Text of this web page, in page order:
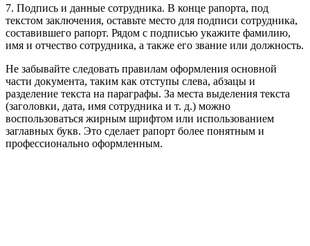
7. Подпись и данные сотрудника. В конце рапорта, под
текстом заключения, оставьте место для подписи сотрудника,
составившего рапорт. Рядом с подписью укажите фамилию,
имя и отчество сотрудника, а также его звание или должность.
Не забывайте следовать правилам оформления основной
части документа, таким как отступы слева, абзацы и
разделение текста на параграфы. За места выделения текста
(заголовки, дата, имя сотрудника и т. д.) можно
воспользоваться жирным шрифтом или использованием
заглавных букв. Это сделает рапорт более понятным и
профессионально оформленным.